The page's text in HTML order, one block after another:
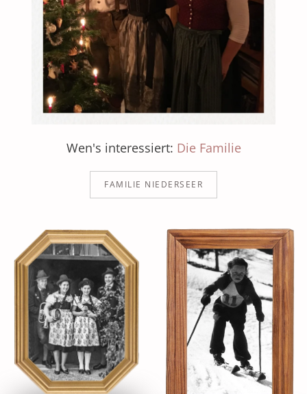
Wen's interessiert: Die Familie
FAMILIE NIEDERSEER